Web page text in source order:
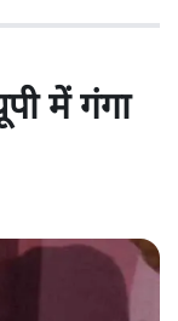
में गंगा